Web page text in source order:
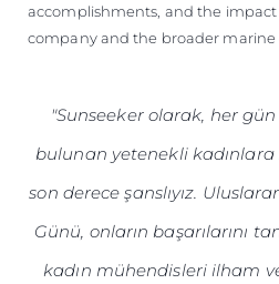
accomplishments, and the
company and the broader marine
"Sunseeker olarak, her gün
bulunan yetenekli
son derece şanslıyız.
Günü, onların başarılarını
kadın mühendisleri ilham